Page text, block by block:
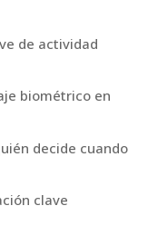
de actividad
biométrico en
decide cuando
clave